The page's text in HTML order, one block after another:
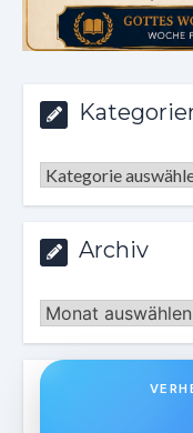
Kategorien
Archiv
Archiv